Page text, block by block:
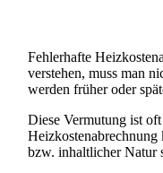
Fehlerhafte
verstehen, muss man
werden früher oder
Diese Vermutung ist
Heizkostenabrechnung
bzw. inhaltlicher Natur